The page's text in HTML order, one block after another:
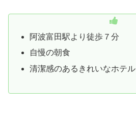
阿波富田駅より徒歩７分
自慢の朝食
清潔感のあるきれいなホテル